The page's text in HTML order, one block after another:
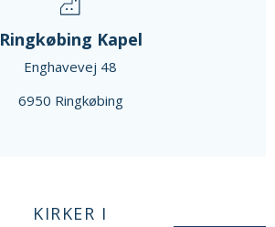
Ringkøbing Kapel
Enghavevej 48
6950 Ringkøbing
KIRKER I